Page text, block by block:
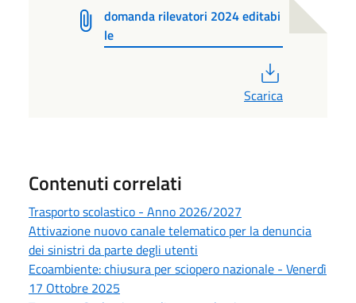
domanda rilevatori 2024 editabi
le
Scarica
Contenuti correlati
Trasporto scolastico - Anno 2026/2027
Attivazione nuovo canale telematico per la denuncia
dei sinistri da parte degli utenti
Ecoambiente: chiusura per sciopero nazionale - Venerdì
17 Ottobre 2025